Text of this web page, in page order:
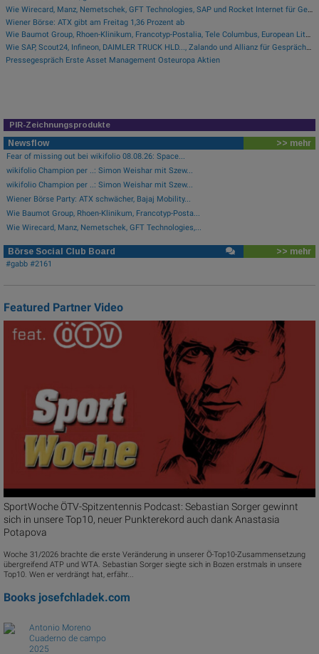
Wie Wirecard, Manz, Nemetschek, GFT Technologies, SAP und Rocket Internet für Gesprächsstoff sorgten
Wiener Börse: ATX gibt am Freitag 1,36 Prozent ab
Wie Baumot Group, Rhoen-Klinikum, Francotyp-Postalia, Tele Columbus, European Lithium und Lanxess für Gesprächsstoff sorgten
Wie SAP, Scout24, Infineon, DAIMLER TRUCK HLD..., Zalando und Allianz für Gesprächsstoff im DAX sorgten
Pressegespräch Erste Asset Management Osteuropa Aktien
PIR-Zeichnungsprodukte
Newsflow >> mehr
Fear of missing out bei wikifolio 08.08.26: Space...
wikifolio Champion per ..: Simon Weishar mit Szew...
wikifolio Champion per ..: Simon Weishar mit Szew...
Wiener Börse Party: ATX schwächer, Bajaj Mobility...
Wie Baumot Group, Rhoen-Klinikum, Francotyp-Posta...
Wie Wirecard, Manz, Nemetschek, GFT Technologies,...
Börse Social Club Board >> mehr
#gabb #2161
Featured Partner Video
SportWoche ÖTV-Spitzentennis Podcast: Sebastian Sorger gewinnt
sich in unsere Top10, neuer Punkterekord auch dank Anastasia
Potapova
Woche 31/2026 brachte die erste Veränderung in unserer Ö-Top10-Zusammensetzung
übergreifend ATP und WTA. Sebastian Sorger siegte sich in Bozen erstmals in unsere
Top10. Wen er verdrängt hat, erfähr...
Books josefchladek.com
Antonio Moreno
Cuaderno de campo
2025